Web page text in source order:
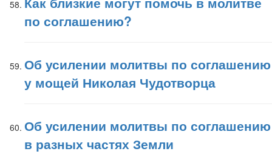
по соглашению?
Об усилении молитвы по соглашению
у мощей Николая Чудотворца
Об усилении молитвы по соглашению
в разных частях Земли